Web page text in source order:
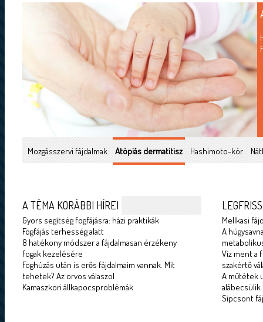
Mozgásszervi fájdalmak Atópiás dermatitisz Hashimoto-kór
A TÉMA KORÁBBI HÍREI
Gyors segítség fogfájásra: házi praktikák
Fogfájás terhesség alatt
8 hatékony módszer a fájdalmasan érzékeny
fogak kezelésére
Foghúzás után is erős fájdalmaim vannak. Mit
tehetek? Az orvos válaszol
Kamaszkori állkapocsproblémák
Mellkasi
A
Víz ment a
szakértő
A műtétek
alábecsülik
Sípcsont